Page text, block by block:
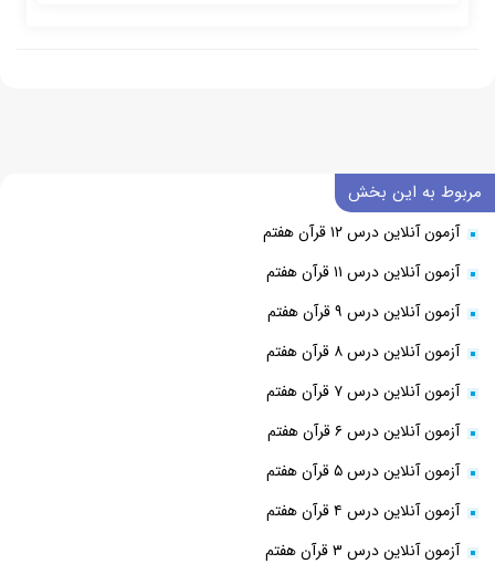
مربوط به این بخش
آزمون آنلاین درس ۱۲ قرآن هفتم
آزمون آنلاین درس ۱۱ قرآن هفتم
آزمون آنلاین درس ۹ قرآن هفتم
آزمون آنلاین درس ۸ قرآن هفتم
آزمون آنلاین درس ۷ قرآن هفتم
آزمون آنلاین درس ۶ قرآن هفتم
آزمون آنلاین درس ۵ قرآن هفتم
آزمون آنلاین درس ۴ قرآن هفتم
آزمون آنلاین درس ۳ قرآن هفتم